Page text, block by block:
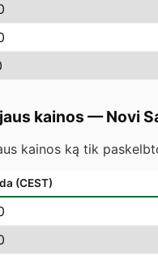
kainos —Novi
kainos ką tik
(CEST)